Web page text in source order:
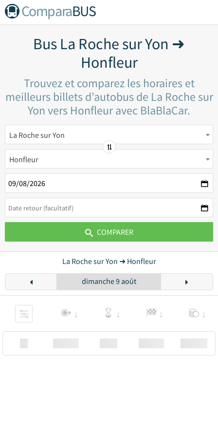
ComparaBUS
Bus La Roche sur Yon ➜
Honfleur
Trouvez et comparez les horaires et
meilleurs billets d’autobus de La Roche sur
Yon vers Honfleur avec BlaBlaCar.
La Roche sur Yon
Honfleur
COMPARER
La Roche sur Yon ➜ Honfleur
dimanche 9 août